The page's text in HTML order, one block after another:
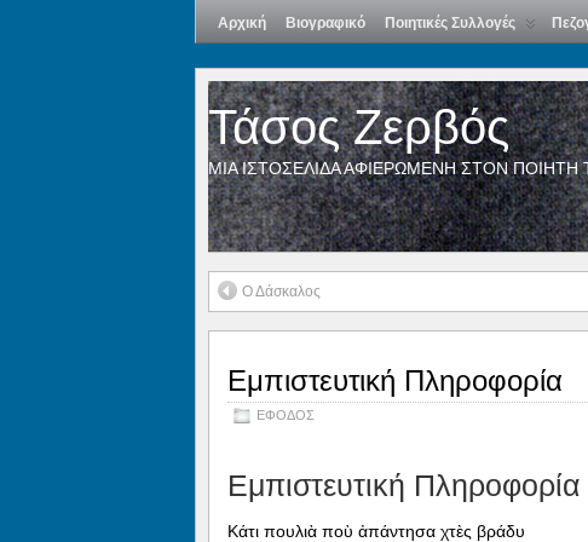
Αρχική Βιογραφικό Ποιητικές Συλλογές
Τάσος Ζερβός
ΜΙΑ ΙΣΤΟΣΕΛΙΔΑ ΑΦΙΕΡΩΜΕΝΗ ΣΤΟΝ ΠΟΙΗΤΗ
Ο Δάσκαλος
Εμπιστευτική Πληροφορία
ΕΦΟΔΟΣ
Εμπιστευτική Πληροφορία
Κάτι πουλιὰ ποὺ ἀπάντησα χτὲς βράδυ